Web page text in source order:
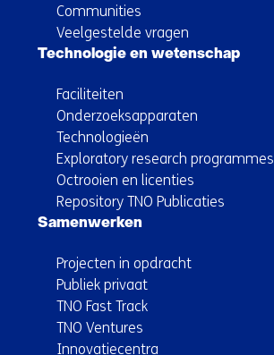
Communities
Veelgestelde vragen
Technologie en wetenschap
Faciliteiten
Onderzoeksapparaten
Technologieën
Exploratory research programmes
Octrooien en licenties
Repository TNO Publicaties
Samenwerken
Projecten in opdracht
Publiek privaat
TNO Fast Track
TNO Ventures
Innovatiecentra